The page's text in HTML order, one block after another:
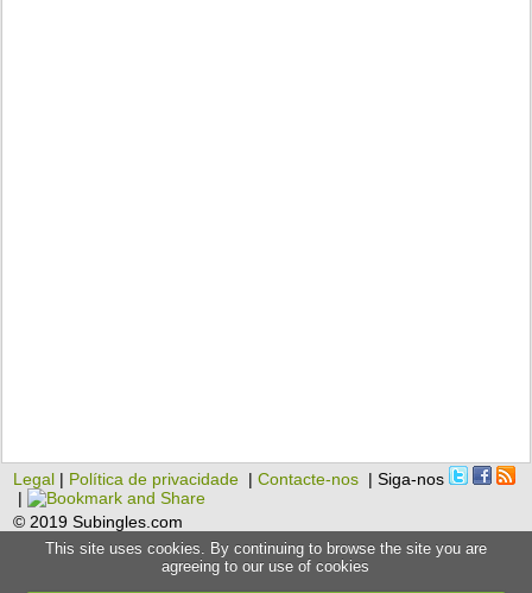
Legal | Política de privacidade |Contacte-nos | Siga-nos
|
© 2019 Subingles.com
This site uses cookies. By continuing to browse the site you are
agreeing to our use of cookies